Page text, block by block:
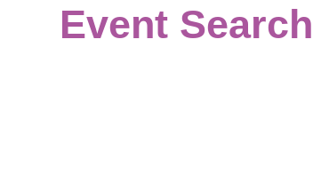
Event Search